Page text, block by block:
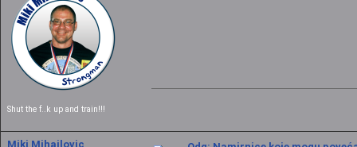
Shut the f..k up and train!!!
Miki Mihajlovic